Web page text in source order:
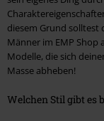
diesem Grund solltest
Männer im EMP Shop
Modelle, die sich
Masse abheben!
Welchen Stil gibt es